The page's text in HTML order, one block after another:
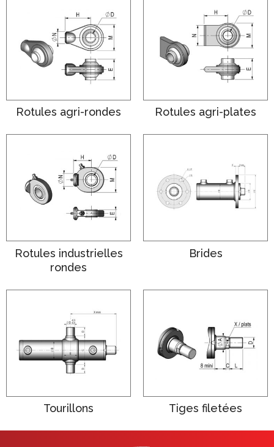
Rotules agri-rondes Rotules agri-plates
Rotules industrielles
rondes
Brides
Tourillons Tiges filetées